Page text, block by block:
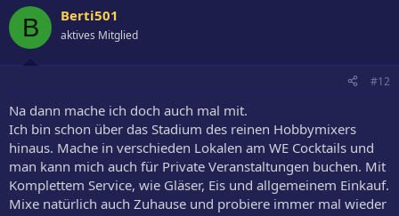
B Berti501
aktives Mitglied
#12
Na dann mache ich doch auch mal mit.
Ich bin schon über das Stadium des reinen Hobbymixers
hinaus. Mache in verschieden Lokalen am WE Cocktails und
man kann mich auch für Private Veranstaltungen buchen. Mit
Komplettem Service, wie Gläser, Eis und allgemeinem Einkauf.
Mixe natürlich auch Zuhause und probiere immer mal wieder